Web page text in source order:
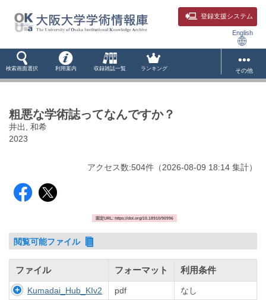
登録支援システム
English
検索画面選択 利用案内 収録雑誌一覧 ランキング その他
粗悪な学術誌ってなんですか？
井出, 和希
2023
アクセス数:504件 （2026-08-09 18:14 集計）
固定URL: https://doi.org/10.18910/90996
閲覧可能ファイル
ファイル フォーマット 利用条件
Kumadai_Hub_KIv2 pdf なし